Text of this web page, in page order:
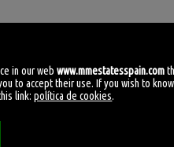
in our webwww.mmestatesspain.com
to accept their use. If you wish to know
link:política de cookies.